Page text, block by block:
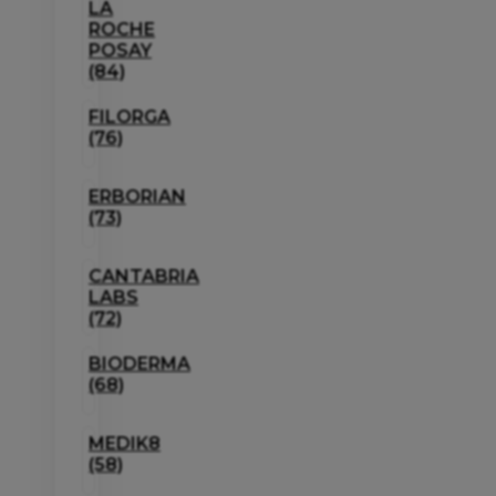
LA
ROCHE
POSAY
(84)
FILORGA
(76)
ERBORIAN
(73)
CANTABRIA
LABS
(72)
BIODERMA
(68)
MEDIK8
(58)